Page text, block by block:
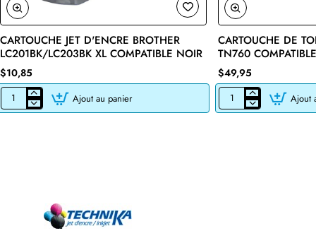
🔥 Bestseller
CARTOUCHE JET D'ENCRE BROTHER
LC201BK/LC203BK XL COMPATIBLE NOIR
$10,85
CARTOUCHE
JET
Ajout au panier
CARTOUCHE DE
TN760
$49,95
CARTOUCHE
DE
Ajout